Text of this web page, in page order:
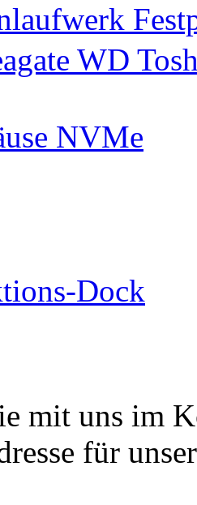
WD
NVMe
Dock
mit uns im
für